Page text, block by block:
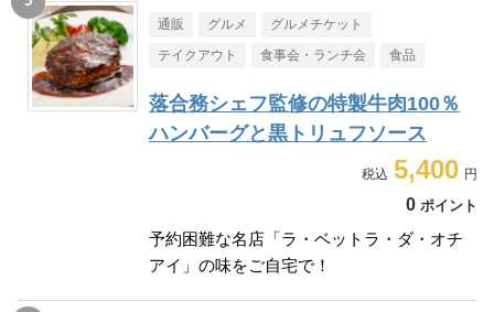
通販 グルメ グルメチケット
テイクアウト 食事会・ランチ会 食品
落合務シェフ監修の特製牛肉100％
ハンバーグと黒トリュフソース
5,400
0 ポイント
予約困難な名店「ラ・ベットラ・ダ・オチ
アイ」の味をご自宅で！